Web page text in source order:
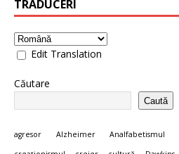
TRADUCERI
Edit Translation
Căutare
Caută
agresor Alzheimer Analfabetismul